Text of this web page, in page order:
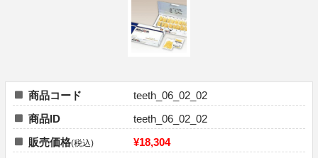
商品コード
teeth_06_02_02
商品ID
teeth_06_02_02
販売価格(税込)
¥18,304